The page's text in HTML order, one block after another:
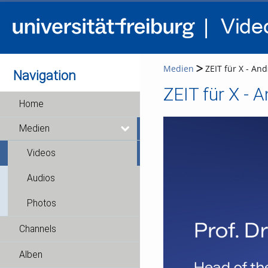
Navigation
Home
Medien
Videos
Audios
Photos
Channels
Alben
Medien ZEIT für X -
ZEIT für X -